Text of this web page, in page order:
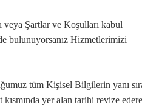
Şartlar ve Koşulları kabul
bulunuyorsanız Hizmetlerimizi
tüm Kişisel Bilgilerin yanı
yer alan tarihi revize